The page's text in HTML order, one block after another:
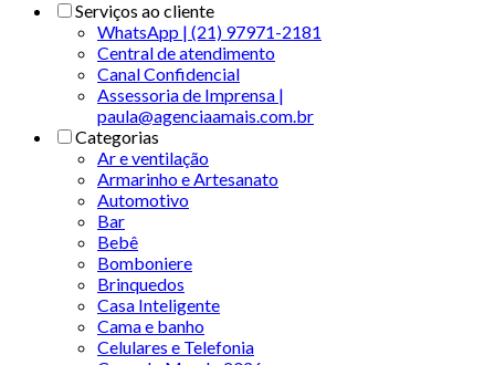
Serviços ao cliente
WhatsApp | (21) 97971-2181
Central de atendimento
Canal Confidencial
Assessoria de Imprensa |
paula@agenciaamais.com.br
Categorias
Ar e ventilação
Armarinho e Artesanato
Automotivo
Bar
Bebê
Bomboniere
Brinquedos
Casa Inteligente
Cama e banho
Celulares e Telefonia